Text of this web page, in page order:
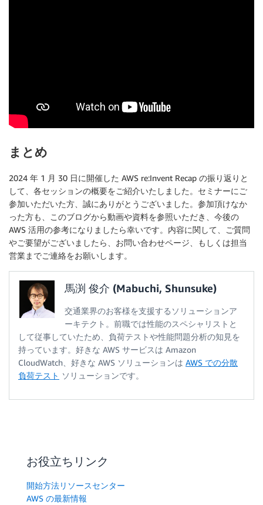
まとめ
2024 年 1 月 30 日に開催した AWS re:Invent Recap の振り返りと
して、各セッションの概要をご紹介いたしました。セミナーにご
参加いただいた方、誠にありがとうございました。参加頂けなか
った方も、このブログから動画や資料を参照いただき、今後の
AWS 活用の参考になりましたら幸いです。内容に関して、ご質問
やご要望がございましたら、お問い合わせページ、もしくは担当
営業までご連絡をお願いします。
馬渕 俊介 (Mabuchi, Shunsuke)
交通業界のお客様を支援するソリューションア
ーキテクト。前職では性能のスペシャリストと
して従事していたため、負荷テストや性能問題分析の知見を
持っています。好きな AWS サービスは Amazon
CloudWatch、好きな AWS ソリューションは AWS での分散
負荷テスト ソリューションです。
お役立ちリンク
開始方法リソースセンター
AWS の最新情報